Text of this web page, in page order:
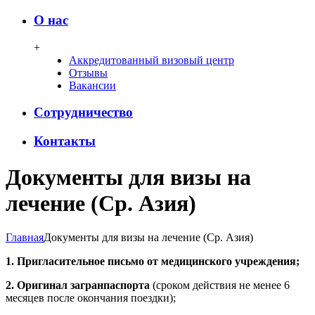
О нас
+
Аккредитованный визовый центр
Отзывы
Вакансии
Сотрудничество
Контакты
Документы для визы на
лечение (Ср. Азия)
ГлавнаяДокументы для визы на лечение (Ср. Азия)
1. Пригласительное письмо от медицинского учреждения;
2. Оригинал загранпаспорта (сроком действия не менее 6
месяцев после окончания поездки);